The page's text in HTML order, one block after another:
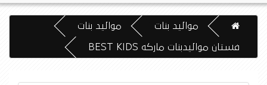
مواليد بنات مواليد بنات
فستان مواليدبنات ماركه BEST KIDS